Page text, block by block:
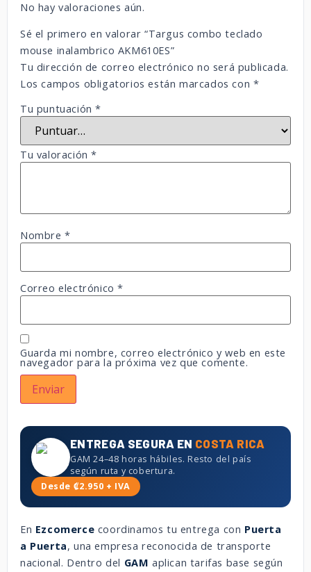
No hay valoraciones aún.
Sé el primero en valorar “Targus combo teclado
mouse inalambrico AKM610ES”
Tu dirección de correo electrónico no será publicada.
Los campos obligatorios están marcados con *
Tu puntuación*
Tu valoración*
Nombre*
Correo electrónico*
Guarda mi nombre, correo electrónico y web en este
navegador para la próxima vez que comente.
ENTREGA SEGURA EN COSTA RICA
GAM 24–48 horas hábiles. Resto del país
según ruta y cobertura.
Desde ₡2.950 + IVA
En Ezcomerce coordinamos tu entrega con Puerta
a Puerta, una empresa reconocida de transporte
nacional. Dentro del GAM aplican tarifas base según